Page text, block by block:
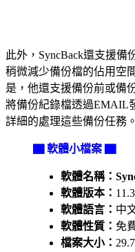
此外，SyncBack還支援備
稍微減少備份檔的佔用空
是，他還支援備份前或備
將備份紀錄檔透過EMAIL
詳細的處理這些備份任務。
▇ 軟體小檔案 ▇
軟體名稱：
軟體版本：
軟體語言： 中
軟體性質： 免
檔案大小：